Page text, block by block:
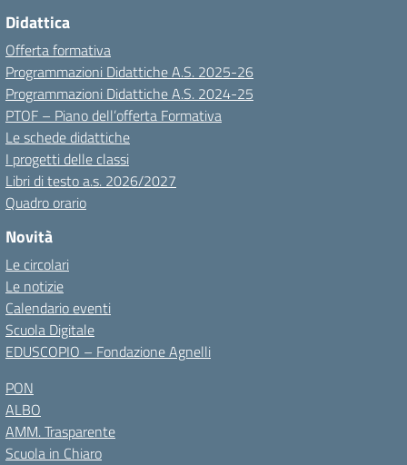
Didattica
Offerta formativa
Programmazioni Didattiche A.S. 2025-26
Programmazioni Didattiche A.S. 2024-25
PTOF – Piano dell’offerta Formativa
Le schede didattiche
I progetti delle classi
Libri di testo a.s. 2026/2027
Quadro orario
Novità
Le circolari
Le notizie
Calendario eventi
Scuola Digitale
EDUSCOPIO – Fondazione Agnelli
PON
ALBO
AMM. Trasparente
Scuola in Chiaro